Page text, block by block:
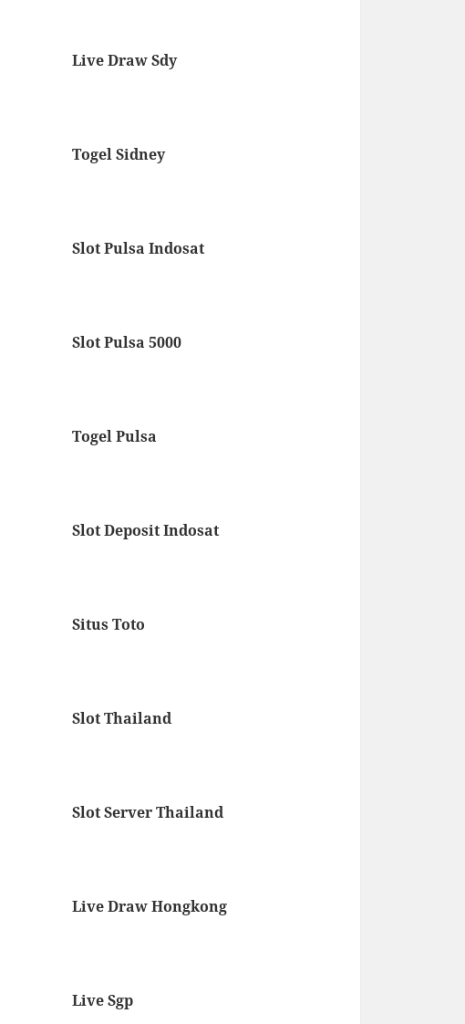
Live Draw Sdy
Togel Sidney
Slot Pulsa Indosat
Slot Pulsa 5000
Togel Pulsa
Slot Deposit Indosat
Situs Toto
Slot Thailand
Slot Server Thailand
Live Draw Hongkong
Live Sgp